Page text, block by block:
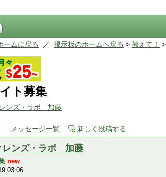
ームに戻る ／ 掲示板のホームへ戻る > 教えて！
ト募集
ンズ・ラボ 加藤
メッセージ一覧 新しく投稿する
レンズ・ラボ 加藤
new